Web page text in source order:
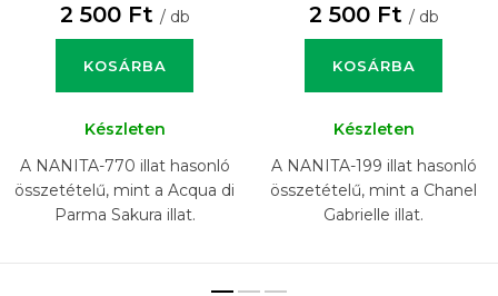
2 500 Ft / db
KOSÁRBA
Készleten
A NANITA-770 illat hasonló
összetételű, mint a Acqua di
Parma Sakura illat.
2 500 Ft / db
KOSÁRBA
Készleten
A NANITA-199 illat hasonló
összetételű, mint a Chanel
Gabrielle illat.